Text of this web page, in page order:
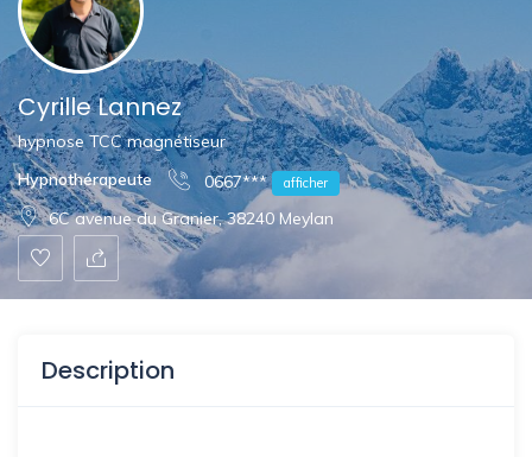
Cyrille Lannez
hypnose TCC magnétiseur
Hypnothérapeute
0667*** afficher
6C avenue du Granier, 38240 Meylan
Description